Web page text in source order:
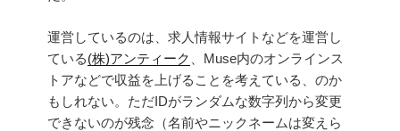
運営しているのは、求人情報サイトなどを運営し
ている(株)アンティーク 、Muse内のオンラインス
トアなどで収益を上げることを考えている、のか
もしれない。ただIDがランダムな数字列から変更
できないのが残念（名前やニックネームは変えら